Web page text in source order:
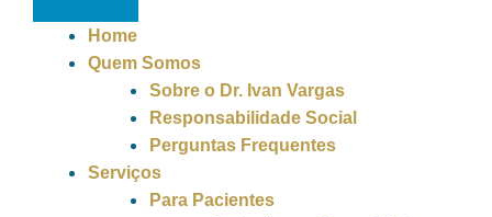
Home
Quem Somos
Sobre o Dr. Ivan Vargas
Responsabilidade Social
Perguntas Frequentes
Serviços
Para Pacientes